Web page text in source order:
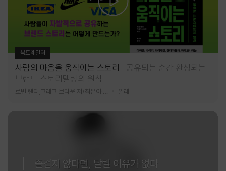
북트레일러
사람의 마음을 움직이는 스토리
공유되는 순간 완성되는
브랜드 스토리텔링의 원칙
알레
즐겁지 않다면, 달릴 이유가 없다